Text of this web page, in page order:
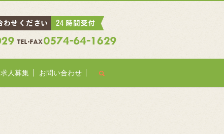
求人募集 お問い合わせ